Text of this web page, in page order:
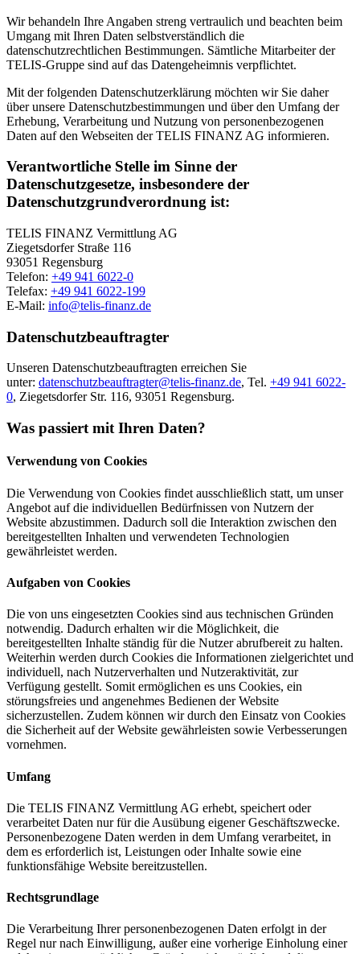
Wir behandeln Ihre Angaben streng vertraulich und beachten beim
Umgang mit Ihren Daten selbstverständlich die
datenschutzrechtlichen Bestimmungen. Sämtliche Mitarbeiter der
TELIS-Gruppe sind auf das Datengeheimnis verpflichtet.
Mit der folgenden Datenschutzerklärung möchten wir Sie daher
über unsere Datenschutzbestimmungen und über den Umfang der
Erhebung, Verarbeitung und Nutzung von personenbezogenen
Daten auf den Webseiten der TELIS FINANZ AG informieren.
Verantwortliche Stelle im Sinne der
Datenschutzgesetze, insbesondere der
Datenschutzgrundverordnung ist:
TELIS FINANZ Vermittlung AG
Ziegetsdorfer Straße 116
93051 Regensburg
Telefon: +49 941 6022-0
Telefax: +49 941 6022-199
E-Mail: info@telis-finanz.de
Datenschutzbeauftragter
Unseren Datenschutzbeauftragten erreichen Sie
unter: datenschutzbeauftragter@telis-finanz.de, Tel. +49 941 6022-
0, Ziegetsdorfer Str. 116, 93051 Regensburg.
Was passiert mit Ihren Daten?
Verwendung von Cookies
Die Verwendung von Cookies findet ausschließlich statt, um unser
Angebot auf die individuellen Bedürfnissen von Nutzern der
Website abzustimmen. Dadurch soll die Interaktion zwischen den
bereitgestellten Inhalten und verwendeten Technologien
gewährleistet werden.
Aufgaben von Cookies
Die von uns eingesetzten Cookies sind aus technischen Gründen
notwendig. Dadurch erhalten wir die Möglichkeit, die
bereitgestellten Inhalte ständig für die Nutzer abrufbereit zu halten.
Weiterhin werden durch Cookies die Informationen zielgerichtet und
individuell, nach Nutzerverhalten und Nutzeraktivität, zur
Verfügung gestellt. Somit ermöglichen es uns Cookies, ein
störungsfreies und angenehmes Bedienen der Website
sicherzustellen. Zudem können wir durch den Einsatz von Cookies
die Sicherheit auf der Website gewährleisten sowie Verbesserungen
vornehmen.
Umfang
Die TELIS FINANZ Vermittlung AG erhebt, speichert oder
verarbeitet Daten nur für die Ausübung eigener Geschäftszwecke.
Personenbezogene Daten werden in dem Umfang verarbeitet, in
dem es erforderlich ist, Leistungen oder Inhalte sowie eine
funktionsfähige Website bereitzustellen.
Rechtsgrundlage
Die Verarbeitung Ihrer personenbezogenen Daten erfolgt in der
Regel nur nach Einwilligung, außer eine vorherige Einholung einer